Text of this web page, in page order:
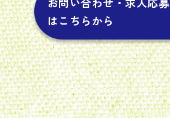
はこちらから